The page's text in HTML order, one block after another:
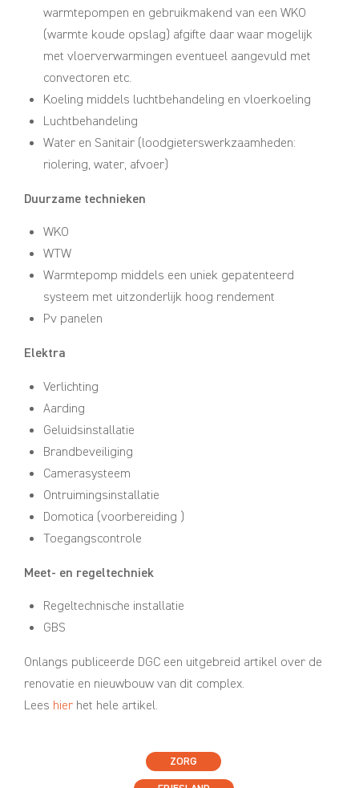
warmtepompen en gebruikmakend van een WKO
(warmte koude opslag) afgifte daar waar mogelijk
met vloerverwarmingen eventueel aangevuld met
convectoren etc.
Koeling middels luchtbehandeling en vloerkoeling
Luchtbehandeling
Water en Sanitair (loodgieterswerkzaamheden:
riolering, water, afvoer)
Duurzame technieken
WKO
WTW
Warmtepomp middels een uniek gepatenteerd
systeem met uitzonderlijk hoog rendement
Pv panelen
Elektra
Verlichting
Aarding
Geluidsinstallatie
Brandbeveiliging
Camerasysteem
Ontruimingsinstallatie
Domotica (voorbereiding )
Toegangscontrole
Meet- en regeltechniek
Regeltechnische installatie
GBS
Onlangs publiceerde DGC een uitgebreid artikel over de
renovatie en nieuwbouw van dit complex.
Lees hier het hele artikel.
ZORG